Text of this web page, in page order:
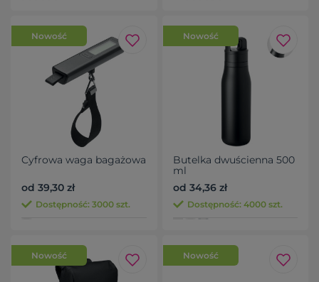
Nowość
Cyfrowa waga bagażowa
od 39,30 zł
Dostępność: 3000 szt.
Nowość
Butelka dwuścienna 500
ml
od 34,36 zł
Dostępność: 4000 szt.
Nowość Nowość